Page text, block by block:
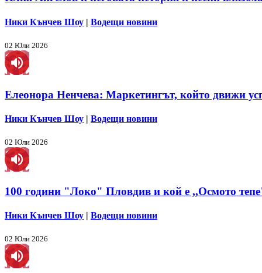
Ники Кънчев Шоу | Водещи новини
02 Юли 2026
Елеонора Ненчева: Маркетингът, който движи
Ники Кънчев Шоу | Водещи новини
02 Юли 2026
100 години "Локо" Пловдив и кой е ,,Осмото
Ники Кънчев Шоу | Водещи новини
02 Юли 2026